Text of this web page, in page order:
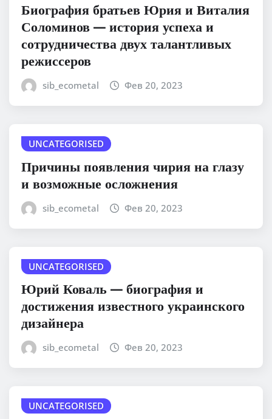
Биография братьев Юрия и Виталия
Соломинов — история успеха и
сотрудничества двух талантливых
режиссеров
sib_ecometal Фев 20, 2023
UNCATEGORISED
Причины появления чирия на глазу
и возможные осложнения
sib_ecometal Фев 20, 2023
UNCATEGORISED
Юрий Коваль — биография и
достижения известного украинского
дизайнера
sib_ecometal Фев 20, 2023
UNCATEGORISED